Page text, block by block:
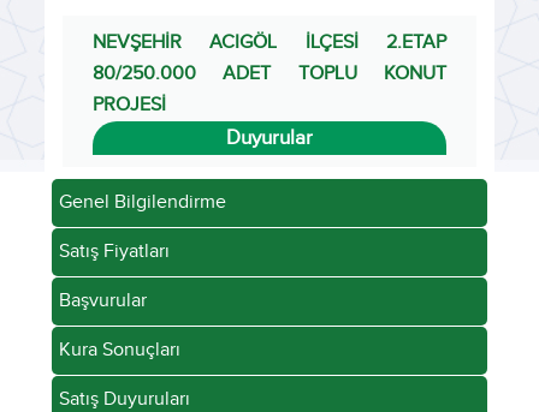
NEVŞEHİR ACIGÖL İLÇESİ 2.ETAP
80/250.000 ADET TOPLU KONUT
PROJESİ
Duyurular
Genel Bilgilendirme
Satış Fiyatları
Başvurular
Kura Sonuçları
Satış Duyuruları